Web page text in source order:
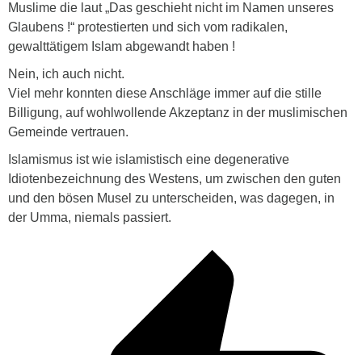
Muslime die laut „Das geschieht nicht im Namen unseres
Glaubens !“ protestierten und sich vom radikalen,
gewalttätigem Islam abgewandt haben !
Nein, ich auch nicht.
Viel mehr konnten diese Anschläge immer auf die stille
Billigung, auf wohlwollende Akzeptanz in der muslimischen
Gemeinde vertrauen.
Islamismus ist wie islamistisch eine degenerative
Idiotenbezeichnung des Westens, um zwischen den guten
und den bösen Musel zu unterscheiden, was dagegen, in
der Umma, niemals passiert.